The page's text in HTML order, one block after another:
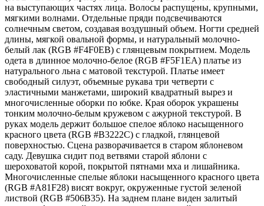
на выступающих частях лица. Волосы распущены, крупными,
мягкими волнами. Отдельные пряди подсвечиваются
солнечным светом, создавая воздушный объем. Ногти средней
длины, мягкой овальной формы, и натуральный молочно-
белый лак (RGB #F4F0EB) с глянцевым покрытием. Модель
одета в длинное молочно-белое (RGB #F5F1EA) платье из
натурального льна с матовой текстурой. Платье имеет
свободный силуэт, объемные рукава три четверти с
эластичными манжетами, широкий квадратный вырез и
многочисленные оборки по юбке. Края оборок украшены
тонким молочно-белым кружевом с ажурной текстурой. В
руках модель держит большое спелое яблоко насыщенного
красного цвета (RGB #B3222C) с гладкой, глянцевой
поверхностью. Сцена разворачивается в старом яблоневом
саду. Девушка сидит под ветвями старой яблони с
шероховатой корой, покрытой пятнами мха и лишайника.
Многочисленные спелые яблоки насыщенного красного цвета
(RGB #A81F28) висят вокруг, окруженные густой зеленой
листвой (RGB #506B35). На заднем плане виден залитый